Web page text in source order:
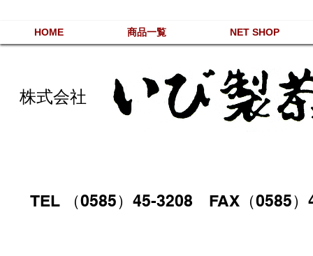
HOME 商品一覧 NET SHOP
株式会社
TEL （0585）45-3208 FAX（0585